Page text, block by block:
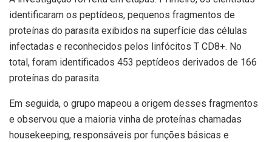
identificaram os peptídeos, pequenos fragmentos de
proteínas do parasita exibidos na superfície das células
infectadas e reconhecidos pelos linfócitos T CD8+. No
total, foram identificados 453 peptídeos derivados de 166
proteínas do parasita.
Em seguida, o grupo mapeou a origem desses fragmentos
e observou que a maioria vinha de proteínas chamadas
housekeeping, responsáveis por funções básicas e